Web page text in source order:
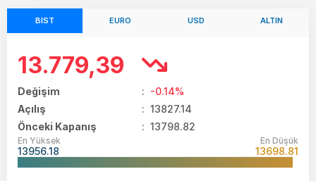
BIST EURO USD ALTIN
13.779,39
Değişim : -0.14%
Açılış
: 13827.14
Önceki Kapanış
: 13798.82
En Yüksek
13956.18
En Düşük
13698.81